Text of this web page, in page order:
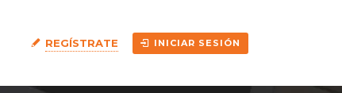
REGÍSTRATE INICIAR SESIÓN